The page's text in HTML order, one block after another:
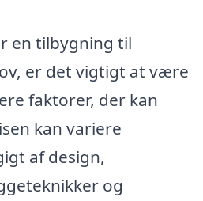
en tilbygning til
er det vigtigt at være
faktorer, der kan
kan variere
af design,
og